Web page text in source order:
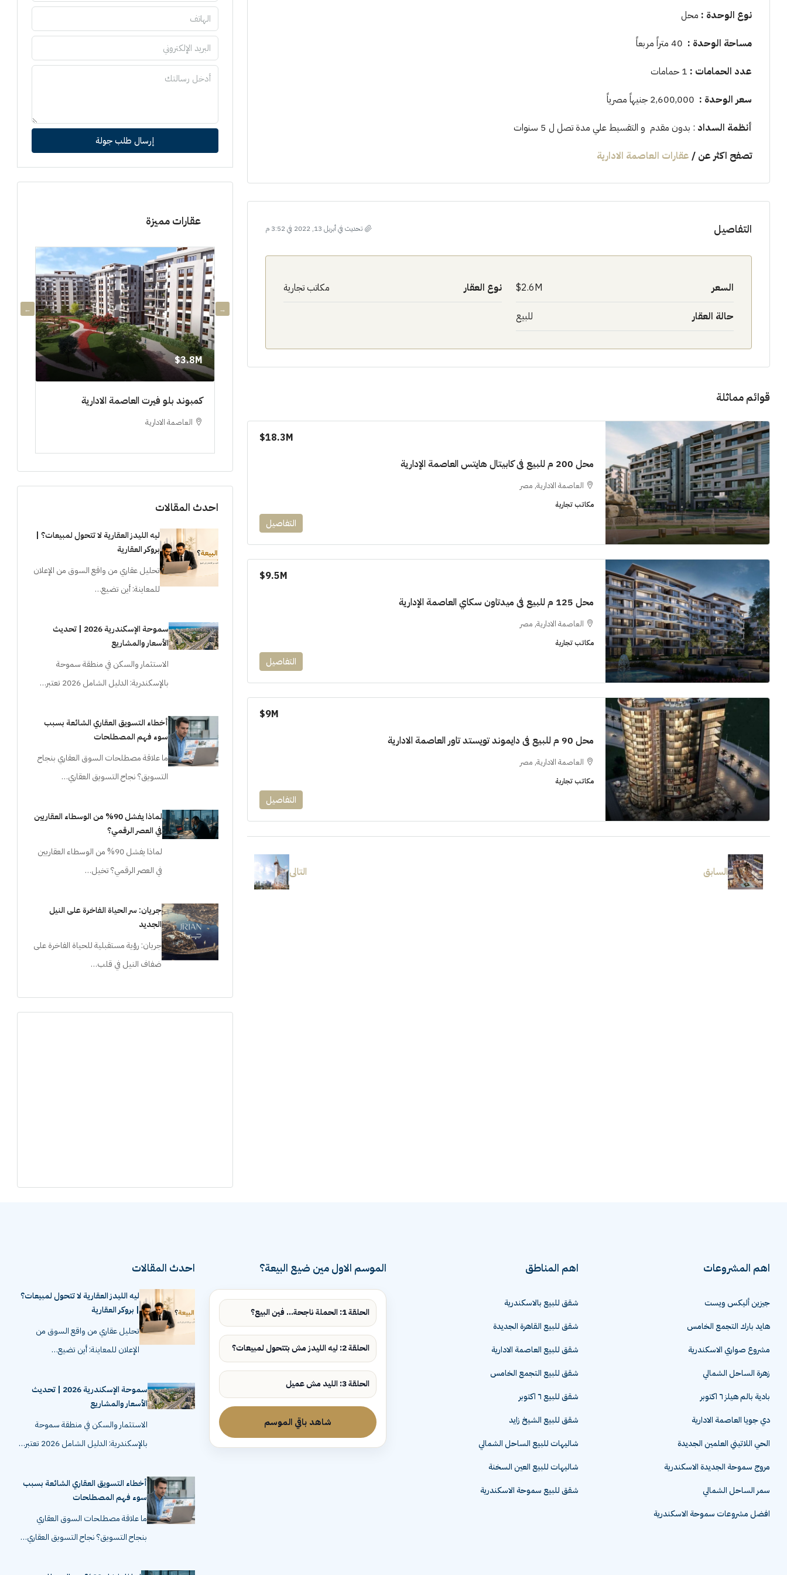
نوع الوحدة : محل
مساحة الوحدة :
عدد الحمامات :
سعر الوحدة :
أنظمة السداد : بدون مقدم و التقسيط علي مدة تصل ل 5 سنوات
تصفح اكثر عن / عقارات العاصمة الادارية
التفاصيل تحديث في أبريل 13, 2022 في 3:52 م
السعر 2.6M$ نوع العقار مكاتب تجارية
حالة العقار للبيع
قوائم مماثلة
محل 200 م للبيع فى كابيتال هايتس العاصمة الإدارية
18.3M$
العاصمة الادارية, مصر
مكاتب تجارية
التفاصيل
محل 125 م للبيع فى ميدتاون سكاي العاصمة الإدارية
9.5M$
العاصمة الادارية, مصر
مكاتب تجارية
التفاصيل
محل 90 م للبيع فى دايموند تويستد تاور العاصمة الادارية
9M$
العاصمة الادارية, مصر
مكاتب تجارية
التفاصيل
السابق التالى
إرسال طلب جولة
عقارات مميزة
شقق للبيع, فلل, كمبوند
١٧٥٠٠٠٠ 3.8M$
كمبوند بلو فيرت العاصمة الادارية
العاصمة الادارية
احدث المقالات
ليه الليدز العقارية لا تتحول لمبيعات؟ |
بروكر العقارية
تحليل عقاري من واقع السوق من الإعلان
للمعاينة: أين تضيع…
سموحة الإسكندرية 2026 | تحديث
الأسعار والمشاريع
الاستثمار والسكن في منطقة سموحة
بالإسكندرية: الدليل الشامل 2026 تعتبر…
أخطاء التسويق العقاري الشائعة بسبب
سوء فهم المصطلحات
ما علاقة مصطلحات السوق العقاري بنجاح
التسويق؟ نجاح التسويق العقاري…
لماذا يفشل 90% من الوسطاء العقاريين
في العصر الرقمي؟
لماذا يفشل 90% من الوسطاء العقاريين
في العصر الرقمي؟ تخيل…
جريان: سر الحياة الفاخرة على النيل
الجديد
جريان: رؤية مستقبلية للحياة الفاخرة على
ضفاف النيل في قلب…
اهم المشروعات
جيزين أليكس ويست
هايد بارك التجمع الخامس
مشروع صواري الاسكندرية
زهرة الساحل الشمالي
بادية بالم هيلز ٦ اكتوبر
دي جويا العاصمة الادارية
الحي اللاتيني العلمين الجديدة
مروج سموحة الجديدة الاسكندرية
سمر الساحل الشمالي
افضل مشروعات سموحة الاسكندرية
اهم المناطق
شقق للبيع بالاسكندرية
شقق للبيع القاهرة الجديدة
شقق للبيع العاصمة الادارية
شقق للبيع التجمع الخامس
شقق للبيع ٦ اكتوبر
شقق للبيع الشيخ زايد
شاليهات للبيع الساحل الشمالي
شاليهات للبيع العين السخنة
شقق للبيع سموحة الاسكندرية
الموسم الاول مين ضيع البيعة؟
الحلقة 1: الحملة ناجحة... فين البيع؟
الحلقة 2: ليه الليدز مش بتتحول لمبيعات؟
الحلقة 3: الليد مش عميل
شاهد باقي الموسم
احدث المقالات
ليه الليدز العقارية لا تتحول لمبيعات؟
| بروكر العقارية
تحليل عقاري من واقع السوق من
الإعلان للمعاينة: أين تضيع…
سموحة الإسكندرية 2026 | تحديث
الأسعار والمشاريع
الاستثمار والسكن في منطقة سموحة
بالإسكندرية: الدليل الشامل 2026 تعتبر…
أخطاء التسويق العقاري الشائعة بسبب
سوء فهم المصطلحات
ما علاقة مصطلحات السوق العقاري
بنجاح التسويق؟ نجاح التسويق العقاري…